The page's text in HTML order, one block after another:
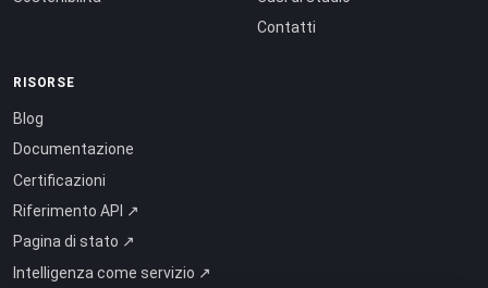
Contatti
RISORSE
Blog
Documentazione
Certificazioni
Riferimento API ↗
Pagina di stato ↗
Intelligenza come servizio ↗